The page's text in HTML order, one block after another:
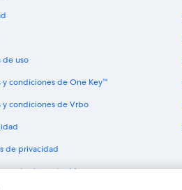
de uso
y condiciones de One Key™
y condiciones de Vrbo
de privacidad
reporte de contenido